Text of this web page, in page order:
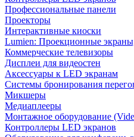
Профессиональные панели
Проекторы
Интерактивные киоски
Lumien: Проекционные
Коммерческие телевизоры
Дисплеи для видеостен
Аксессуары к LED экранам
Системы бронирования
Микшеры
Медиаплееры
Монтажное оборудование
Контроллеры LED экранов